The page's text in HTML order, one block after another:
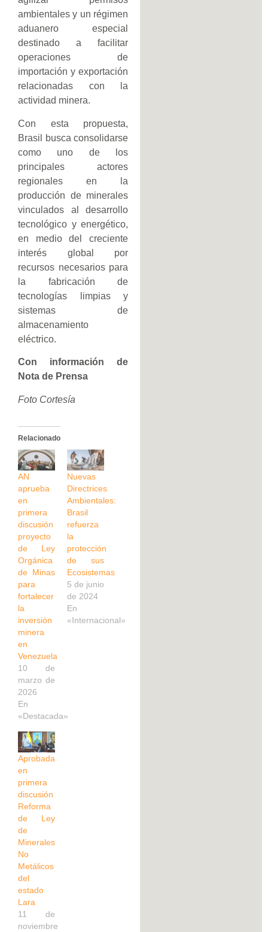
ambientales y un régimen
aduanero especial
destinado a facilitar
operaciones de
importación y exportación
relacionadas con la
actividad minera.
Con esta propuesta,
Brasil busca consolidarse
como uno de los
principales actores
regionales en la
producción de minerales
vinculados al desarrollo
tecnológico y energético,
en medio del creciente
interés global por
recursos necesarios para
la fabricación de
tecnologías limpias y
sistemas de
almacenamiento
eléctrico.
Con información de
Nota de Prensa
Foto Cortesía
Relacionado
AN
aprueba
en
primera
discusión
proyecto
de Ley
Orgánica
de Minas
para
fortalecer
la
inversión
minera
en
Venezuela
10 de
marzo de
2026
En
«Destacada»
Nuevas
Directrices
Ambientales:
Brasil
refuerza
la
protección
de sus
Ecosistemas
5 de junio
de 2024
En
«Internacional»
Aprobada
en
primera
discusión
Reforma
de Ley
de
Minerales
No
Metálicos
del
estado
Lara
11 de
noviembre